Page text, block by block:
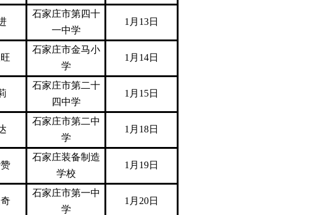
石家庄市第四十
一中学
1月13日
石家庄市金马小
学
1月14日
石家庄市第二十
四中学
1月15日
石家庄市第二中
学
1月18日
石家庄装备制造
学校
1月19日
石家庄市第一中
学
1月20日